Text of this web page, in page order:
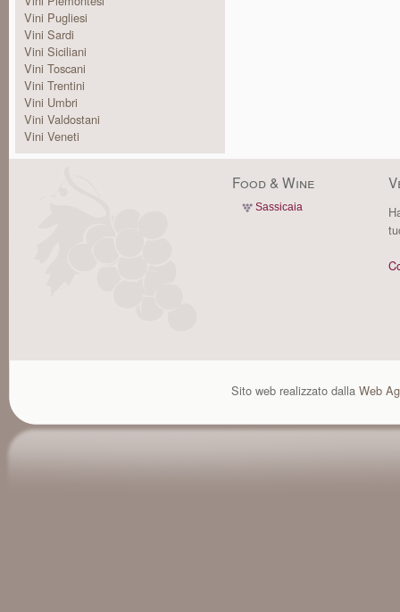
Vini Pugliesi
Vini Sardi
Vini Siciliani
Vini Toscani
Vini Trentini
Vini Umbri
Vini Valdostani
Vini Veneti
Food & Wine
Sassicaia
Sito web realizzato dalla Web